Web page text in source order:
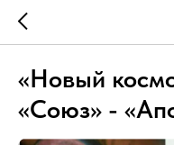
«Новый
«Союз» -